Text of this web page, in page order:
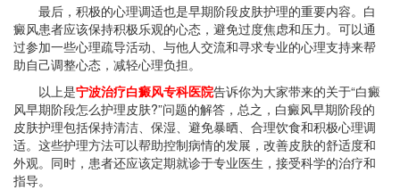
最后，积极的心理调适也是早期阶段皮肤护理的重要内容。白
癜风患者应该保持积极乐观的心态，避免过度焦虑和压力。可以通
过参加一些心理疏导活动、与他人交流和寻求专业的心理支持来帮
助自己调整心态，减轻心理负担。
以上是宁波治疗白癜风专科医院告诉你为大家带来的关于“白癜
风早期阶段怎么护理皮肤?”问题的解答，总之，白癜风早期阶段的
皮肤护理包括保持清洁、保湿、避免暴晒、合理饮食和积极心理调
适。这些护理方法可以帮助控制病情的发展，改善皮肤的舒适度和
外观。同时，患者还应该定期就诊于专业医生，接受科学的治疗和
指导。